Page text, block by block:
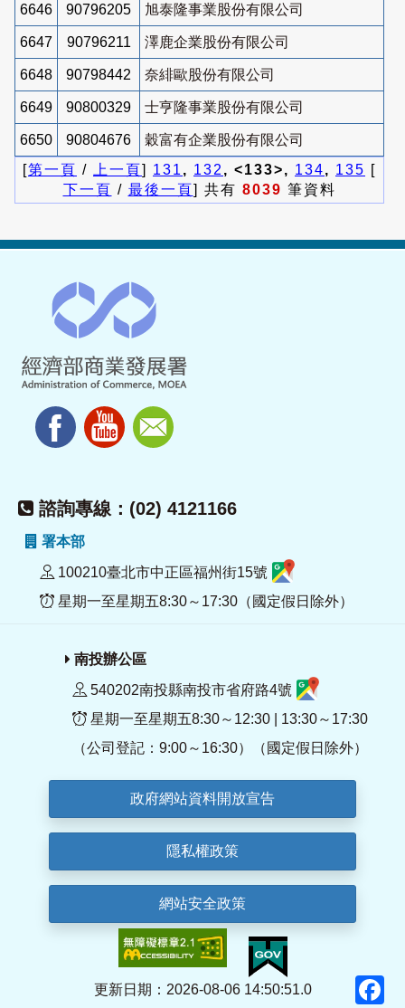
6646 90796205 旭泰隆事業股份有限公司
6647 90796211 澤鹿企業股份有限公司
6648 90798442 奈緋歐股份有限公司
6649 90800329 士亨隆事業股份有限公司
6650 90804676
穀富有企業股份有限公司
[第一頁 / 上一頁] 131 , 132 , <133>, 134, 135 [
下一頁 / 最後一頁] 共有 8039 筆資料
諮詢專線：(02) 4121166
署本部
100210臺北市中正區福州街15號
星期一至星期五8:30～17:30（國定假日除外）
南投辦公區
540202南投縣南投市省府路4號
星期一至星期五8:30～12:30 | 13:30～17:30
（公司登記：9:00～16:30）（國定假日除外）
政府網站資料開放宣告
隱私權政策
網站安全政策
更新日期：2026-08-06 14:50:51.0